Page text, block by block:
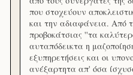
που στοχεύουν
και την αδιαφάνεια. Από
προβοκάτσιας ''τα
αυταπόδεικτα η
εξυπηρετήσεις και οι
ανέξαρτητα απ' όσα